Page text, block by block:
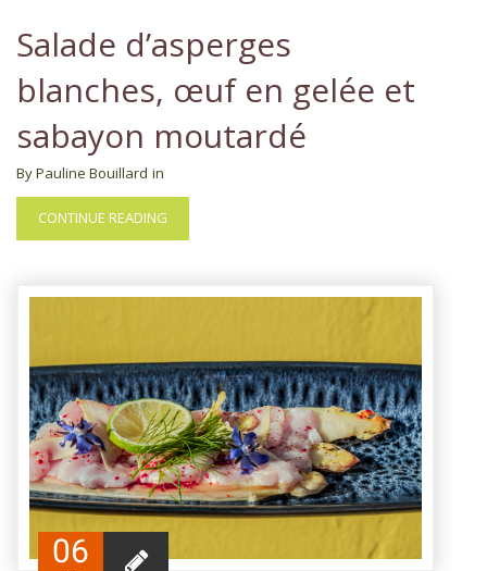
Salade d’asperges
blanches, œuf en gelée et
sabayon moutardé
By Pauline Bouillard in
CONTINUE READING
06